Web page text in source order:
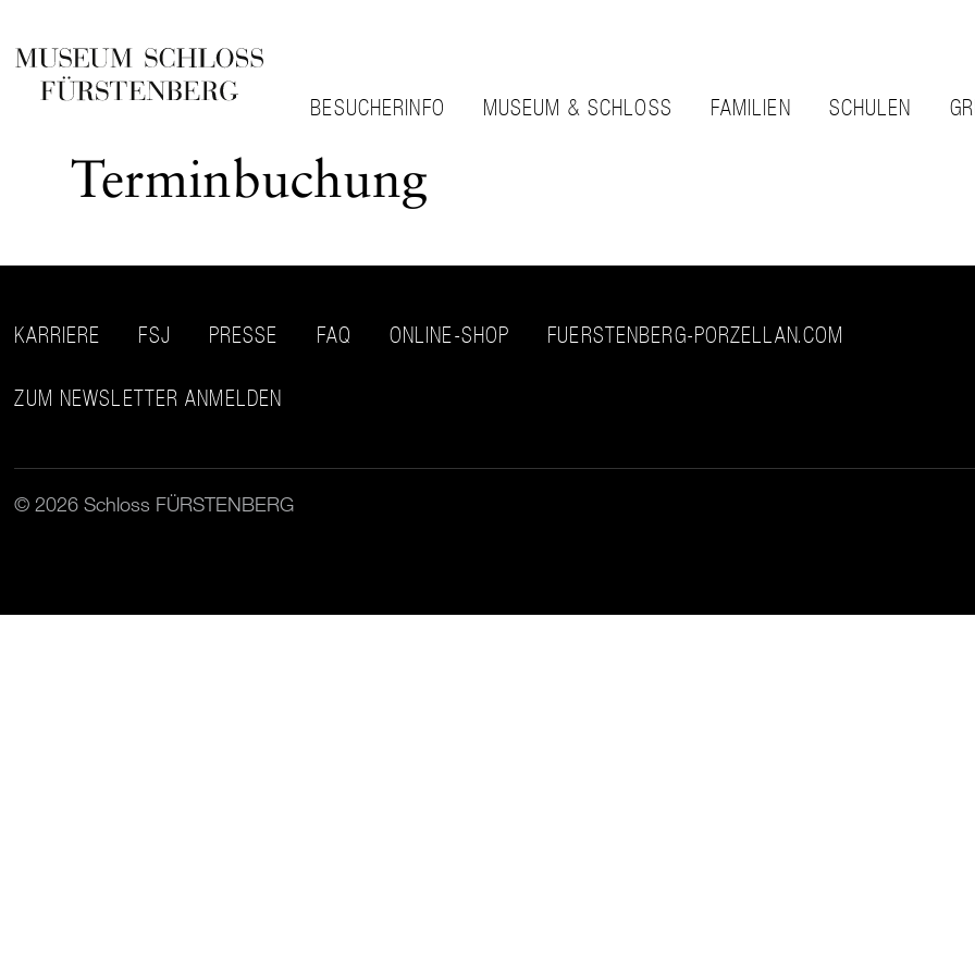
BESUCHERINFO MUSEUM & SCHLOSS FAMILIEN SCHULEN
Terminbuchung
KARRIERE FSJ PRESSE FAQ ONLINE-SHOP FUERSTENBERG-PORZELLAN.COM
ZUM NEWSLETTER ANMELDEN
© 2026 Schloss FÜRSTENBERG